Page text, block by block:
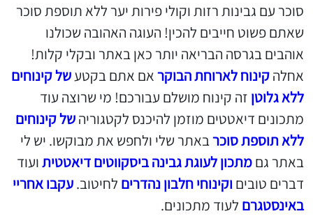
סוכר עם גבינות רזות וקולי פירות יער ללא תוספת סוכר
שאתם פשוט חייבים להכין! העוגה האהובה שכולנו
אוהבים בגרסה הבריאה יותר כאן באתר ובקלי קלות!
אחלהקינוח לארוחת הבוקראם אתם בקטעשל קינוחים
ללא גלוטן זה קינוח מושלם עבורכם! מי שרוצה עוד
מתכונים דיאטטים מוזמן להיכנס לקטגוריהשל קינוחים
ללא תוספת סוכרבאתר שלי ולחפש את מבוקשו. יש לי
באתר גםמתכון לעוגת גבינה ביסקווטים דיאטטיתועוד
דברים טוביםוקינוחי חלבון נהדרים לחיטוב.עקבו אחריי
באינסטגרם לעוד מתכונים.